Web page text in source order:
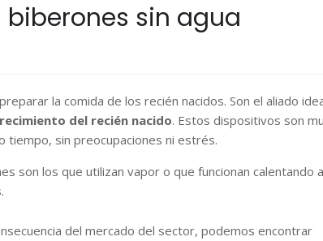
sin agua
la comida de los recién nacidos. Son el aliado
del recién nacido. Estos dispositivos son
tiempo, sin preocupaciones ni estrés.
son los que utilizan vapor o que funcionan calentando
del mercado del sector, podemos encontrar